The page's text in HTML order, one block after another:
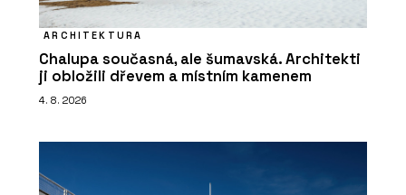
ARCHITEKTURA
Chalupa současná, ale šumavská. Architekti
ji obložili dřevem a místním kamenem
4. 8. 2026